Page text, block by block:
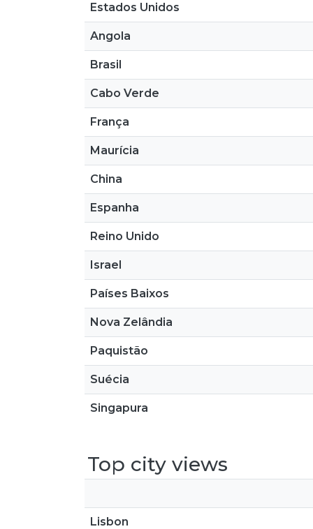
Estados Unidos
Angola
Brasil
Cabo Verde
França
Maurícia
China
Espanha
Reino Unido
Israel
Países Baixos
Nova Zelândia
Paquistão
Suécia
Singapura
Top city views
Lisbon